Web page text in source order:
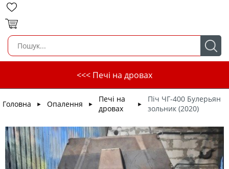
<<< Печі на дровах
Головна ► Опалення ►
Печі на
дровах
►
Піч ЧГ-400 Булерьян
зольник (2020)